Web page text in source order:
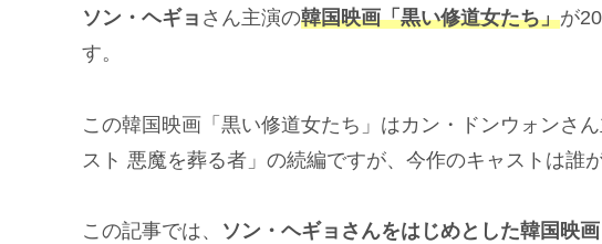
ソン・ヘギョ さん主演の韓国映画「黒い修道女たち」が
す。
この韓国映画「黒い修道女たち」はカン・ドンウォンさ
スト 悪魔を葬る者」の続編ですが、今作のキャストは誰
この記事では、 ソン・ヘギョさんをはじめとした韓国映